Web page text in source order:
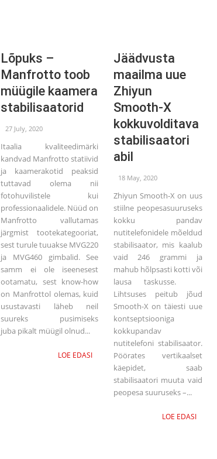
Lõpuks –
Manfrotto toob
müügile kaamera
stabilisaatorid
27 July, 2020
Itaalia kvaliteedimärki
kandvad Manfrotto statiivid
ja kaamerakotid peaksid
tuttavad olema nii
fotohuvilistele kui
professionaalidele. Nüüd on
Manfrotto vallutamas
järgmist tootekategooriat,
sest turule tuuakse MVG220
ja MVG460 gimbalid. See
samm ei ole iseenesest
ootamatu, sest know-how
on Manfrottol olemas, kuid
usustavasti läheb neil
suureks pusimiseks
juba pikalt müügil olnud...
LOE EDASI
Jäädvusta
maailma uue
Zhiyun
Smooth-X
kokkuvolditava
stabilisaatori
abil
18 May, 2020
Zhiyun Smooth-X on uus
stiilne peopesasuuruseks
kokku pandav
nutitelefonidele mõeldud
stabilisaator, mis kaalub
vaid 246 grammi ja
mahub hõlpsasti kotti või
lausa taskusse.
Lihtsuses peitub jõud
Smooth-X on täiesti uue
kontseptsiooniga
kokkupandav
nutitelefoni stabilisaator.
Pöörates vertikaalset
käepidet, saab
stabilisaatori muuta vaid
peopesa suuruseks –...
LOE EDASI